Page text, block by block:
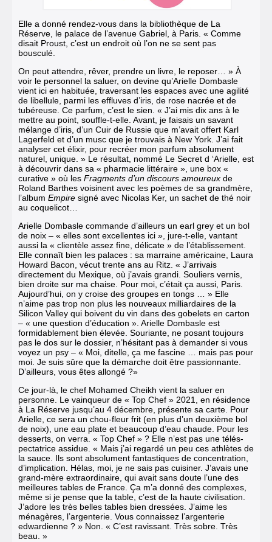
Elle a donné rendez-vous dans la bibliothèque de La
Réserve, le palace de l’avenue Gabriel, à Paris. « Comme
disait Proust, c’est un endroit où l’on ne se sent pas
bousculé.
On peut attendre, rêver, prendre un livre, le reposer… » À
voir le personnel la saluer, on devine qu’Arielle Dombasle
vient ici en habituée, traversant les espaces avec une agilité
de libellule, parmi les effluves d’iris, de rose nacrée et de
tubéreuse. Ce parfum, c’est le sien. « J’ai mis dix ans à le
mettre au point, souffle-t-elle. Avant, je faisais un savant
mélange d’iris, d’un Cuir de Russie que m’avait offert Karl
Lagerfeld et d’un musc que je trouvais à New York. J’ai fait
ana­lyser cet élixir, pour recréer mon parfum absolument
naturel, unique. » Le résultat, nommé Le Secret d ‘Arielle, est
à décou­vrir dans sa « pharmacie littéraire », une box «
curative » où les Fragments d’un discours amoureux de
Roland Barthes voisinent avec les poèmes de sa grand­mère,
l’album Empire signé avec Nicolas Ker, un sachet de thé noir
au coquelicot…
Arielle Dombasle commande d’ailleurs un earl grey et un bol
de noix – « elles sont excellentes ici », jure-t-elle, vantant
aussi la « clientèle assez fine, délicate » de l’établissement.
Elle connaît bien les palaces : sa marraine améri­caine, Laura
Howard Bacon, vécut trente ans au Ritz. « J’arrivais
directement du Mexique, où j’avais grandi. Souliers vernis,
bien droite sur ma chaise. Pour moi, c’était ça aussi, Paris.
Aujourd’hui, on y croise des groupes en tongs … » Elle
n’aime pas trop non plus les nouveaux milliardaires de la
Silicon Valley qui boivent du vin dans des gobelets en carton
– « une question d’éducation ». Arielle Dombasle est
formidablement bien élevée. Souriante, ne posant toujours
pas le dos sur le dossier, n’hésitant pas à demander si vous
voyez un psy – « Moi, dit­elle, ça me fascine … mais pas pour
moi. Je suis sûre que la démarche doit être pas­sionnante.
D’ailleurs, vous êtes allongé ?»
Ce jour-là, le chef Mohamed Cheikh vient la saluer en
personne. Le vain­queur de « Top Chef » 2021, en résidence
à La Réserve jusqu’au 4 décembre, pré­sente sa carte. Pour
Arielle, ce sera un chou-fleur frit (en plus d’un deuxième bol
de noix), une eau plate et beaucoup d’eau chaude. Pour les
desserts, on verra. « Top Chef » ? Elle n’est pas une télés­
pectatrice assidue. « Mais j’ai regardé un peu ces athlètes de
la sauce. Ils sont ab­solument fantastiques de concentration,
d’implication. Hélas, moi, je ne sais pas cuisiner. J’avais une
grand-mère extraordi­naire, qui avait sans doute l’une des
meil­leures tables de France. Ça m’a donné des complexes,
même si je pense que la table, c’est de la haute civilisation.
J’adore les très belles tables bien dressées. J’aime les
ménagères, l’argenterie. Vous connais­sez l’argenterie
edwardienne ? » Non. « C’est ravissant. Très sobre. Très
beau. »